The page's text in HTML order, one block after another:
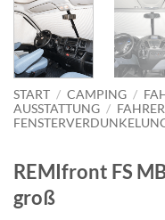
START / CAMPING /
AUSSTATTUNG /
REMIfront FS
groß